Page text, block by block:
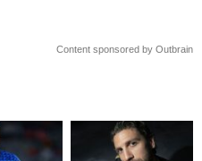
Content sponsored by Outbrain